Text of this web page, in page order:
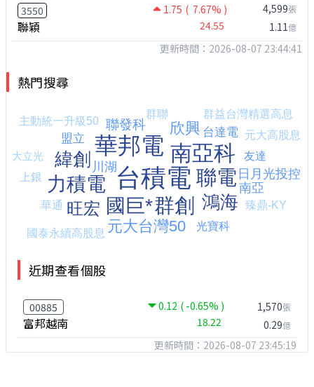
3550 1.75 ( 7.67% )
聯穎 24.55
4,599張
1.11億
更新時間：2026-08-07 23:44:41
熱門搜尋
近期查看個股
00885 0.12 ( -0.65% )
富邦越南 18.22
1,570張
0.29億
更新時間：2026-08-07 23:45:19